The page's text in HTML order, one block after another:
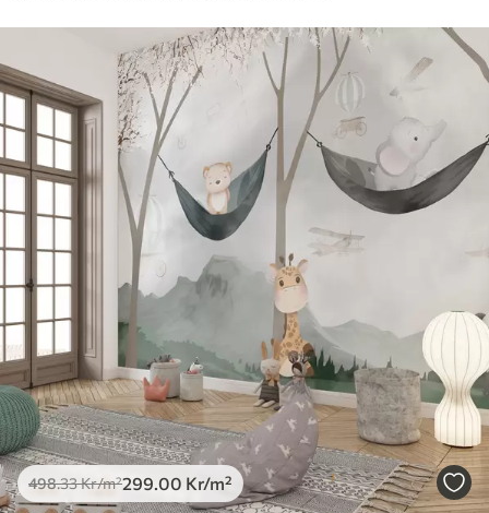
498.33Kr/m²299.00 Kr/m²